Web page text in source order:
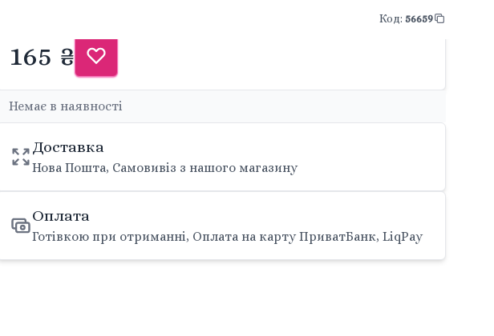
Код: 56659
165 ₴
Немає в наявності
Доставка
Нова Пошта, Самовивіз з нашого магазину
Оплата
Готівкою при отриманні, Оплата на карту ПриватБанк, LiqPay